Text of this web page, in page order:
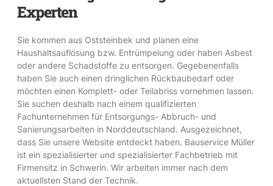
Experten
Sie kommen aus Oststeinbek und planen eine
Haushaltsauflösung bzw. Entrümpelung oder haben Asbest
oder andere Schadstoffe zu entsorgen. Gegebenenfalls
haben Sie auch einen dringlichen Rückbaubedarf oder
möchten einen Komplett- oder Teilabriss vornehmen lassen.
Sie suchen deshalb nach einem qualifizierten
Fachunternehmen für Entsorgungs- Abbruch- und
Sanierungsarbeiten in Norddeutschland. Ausgezeichnet,
dass Sie unsere Website entdeckt haben. Bauservice Müller
ist ein spezialisierter und spezialisierter Fachbetrieb mit
Firmensitz in Schwerin. Wir arbeiten immer nach dem
aktuellsten Stand der Technik.